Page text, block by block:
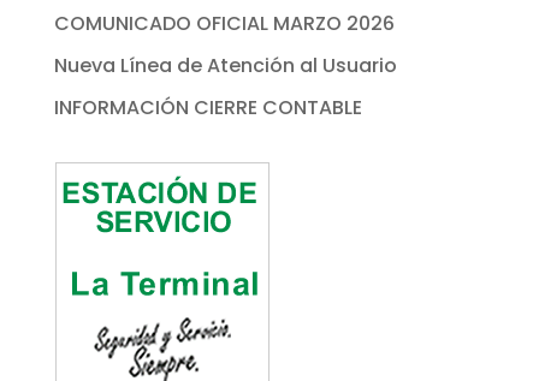
COMUNICADO OFICIAL MARZO 2026
Nueva Línea de Atención al Usuario
INFORMACIÓN CIERRE CONTABLE